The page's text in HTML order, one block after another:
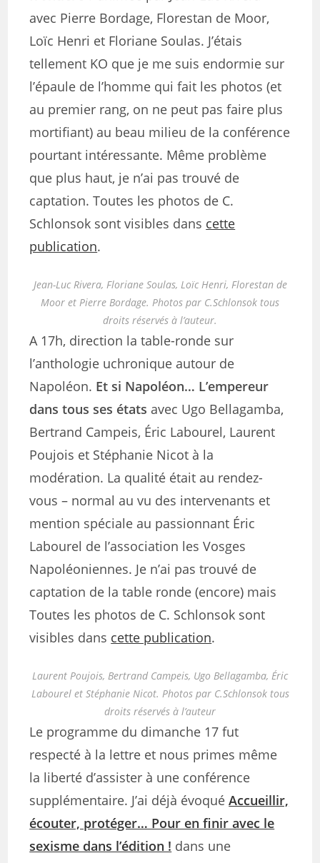
avec Pierre Bordage, Florestan de Moor,
Loïc Henri et Floriane Soulas. J’étais
tellement KO que je me suis endormie sur
l’épaule de l’homme qui fait les photos (et
au premier rang, on ne peut pas faire plus
mortifiant) au beau milieu de la conférence
pourtant intéressante. Même problème
que plus haut, je n’ai pas trouvé de
captation. Toutes les photos de C.
Schlonsok sont visibles dans cette
publication.
Jean-Luc Rivera, Floriane Soulas, Loïc Henri, Florestan de
Moor et Pierre Bordage. Photos par C.Schlonsok tous
droits réservés à l’auteur.
A 17h, direction la table-ronde sur
l’anthologie uchronique autour de
Napoléon. Et si Napoléon… L’empereur
dans tous ses états avec Ugo Bellagamba,
Bertrand Campeis, Éric Labourel, Laurent
Poujois et Stéphanie Nicot à la
modération. La qualité était au rendez-
vous – normal au vu des intervenants et
mention spéciale au passionnant Éric
Labourel de l’association les Vosges
Napoléoniennes. Je n’ai pas trouvé de
captation de la table ronde (encore) mais
Toutes les photos de C. Schlonsok sont
visibles dans cette publication.
Laurent Poujois, Bertrand Campeis, Ugo Bellagamba, Éric
Labourel et Stéphanie Nicot. Photos par C.Schlonsok tous
droits réservés à l’auteur
Le programme du dimanche 17 fut
respecté à la lettre et nous primes même
la liberté d’assister à une conférence
supplémentaire. J’ai déjà évoquéAccueillir,
écouter, protéger… Pour en finir avec le
sexisme dans l’édition ! dans une